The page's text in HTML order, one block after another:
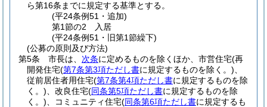
ら第16条までに規定する基準とする。
(平24条例51・追加)
第1節の2
入居
(平24条例51・旧第1節繰下)
(公募の原則及び方法)
第5条
市長は、 次条に定めるものを除くほか、市営住宅(再
開発住宅(第7条第3項ただし書に規定するものを除く。)
従前居住者用住宅(第7条第4項ただし書に規定するものを除
く。) 、改良住宅(同条第5項ただし書に規定するものを除
く。) 、コミュニティ住宅(同条第6項ただし書に規定するも